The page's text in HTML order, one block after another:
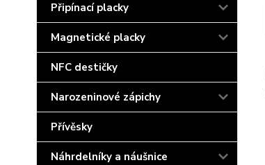
Připínací placky
Magnetické placky
NFC destičky
Narozeninové zápichy
Přívěsky
Náhrdelníky a náušnice